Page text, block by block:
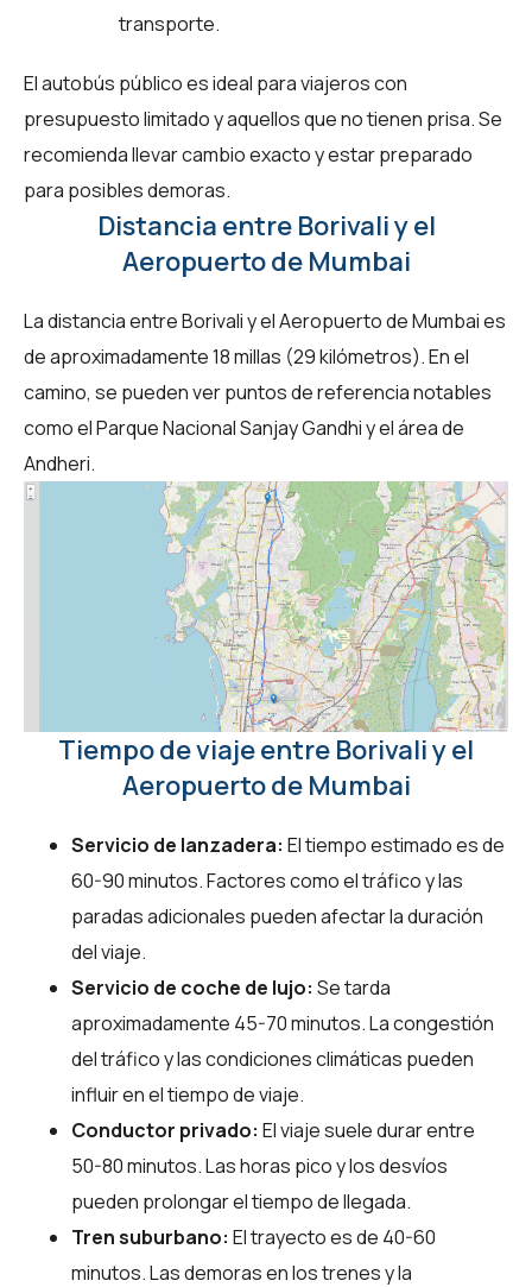
transporte.
El autobús público es ideal para viajeros con
presupuesto limitado y aquellos que no tienen prisa. Se
recomienda llevar cambio exacto y estar preparado
para posibles demoras.
Distancia entre Borivali y el
Aeropuerto de Mumbai
La distancia entre Borivali y el Aeropuerto de Mumbai es
de aproximadamente 18 millas (29 kilómetros). En el
camino, se pueden ver puntos de referencia notables
como el Parque Nacional Sanjay Gandhi y el área de
Andheri.
Tiempo de viaje entre Borivali y el
Aeropuerto de Mumbai
Servicio de lanzadera: El tiempo estimado es de
60-90 minutos. Factores como el tráfico y las
paradas adicionales pueden afectar la duración
del viaje.
Servicio de coche de lujo: Se tarda
aproximadamente 45-70 minutos. La congestión
del tráfico y las condiciones climáticas pueden
influir en el tiempo de viaje.
Conductor privado: El viaje suele durar entre
50-80 minutos. Las horas pico y los desvíos
pueden prolongar el tiempo de llegada.
Tren suburbano: El trayecto es de 40-60
minutos. Las demoras en los trenes y la